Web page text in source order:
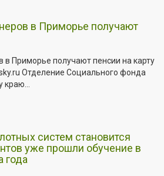
в Приморье получают
в Приморье получают пенсии на карту
Отделение Социального фонда
систем становится
уже прошли обучение в
года